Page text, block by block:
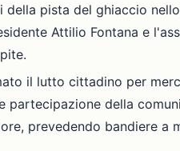
pista del ghiaccio
Attilio Fontana e
il lutto cittadino per
partecipazione della
prevedendo bandiere a